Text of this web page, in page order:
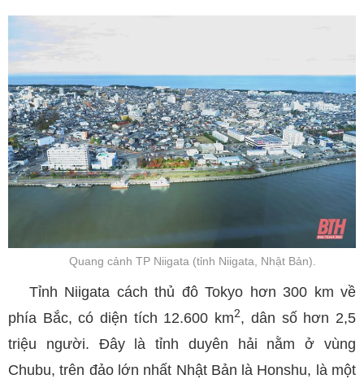
Quang cảnh TP Niigata (tỉnh Niigata, Nhật Bản).
Tỉnh Niigata cách thủ đô Tokyo hơn 300 km về
phía Bắc, có diện tích 12.600 km2, dân số hơn 2,5
triệu người. Đây là tỉnh duyên hải nằm ở vùng
Chubu, trên đảo lớn nhất Nhật Bản là Honshu, là một